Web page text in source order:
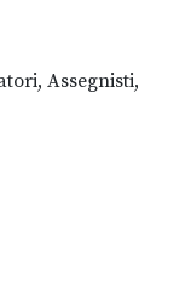
Assegnisti,